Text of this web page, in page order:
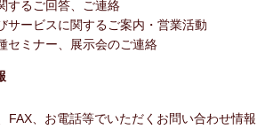
するご回答、ご連絡
サービスに関するご案内・営業活動
セミナー、展示会のご連絡
FAX、お電話等でいただくお問い合わせ情報